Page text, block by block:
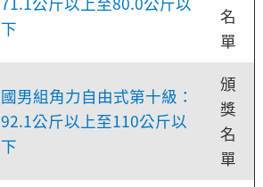
下
名
單
國男組角力自由式第十級：
92.1公斤以上至110公斤以
下
頒
獎
名
單